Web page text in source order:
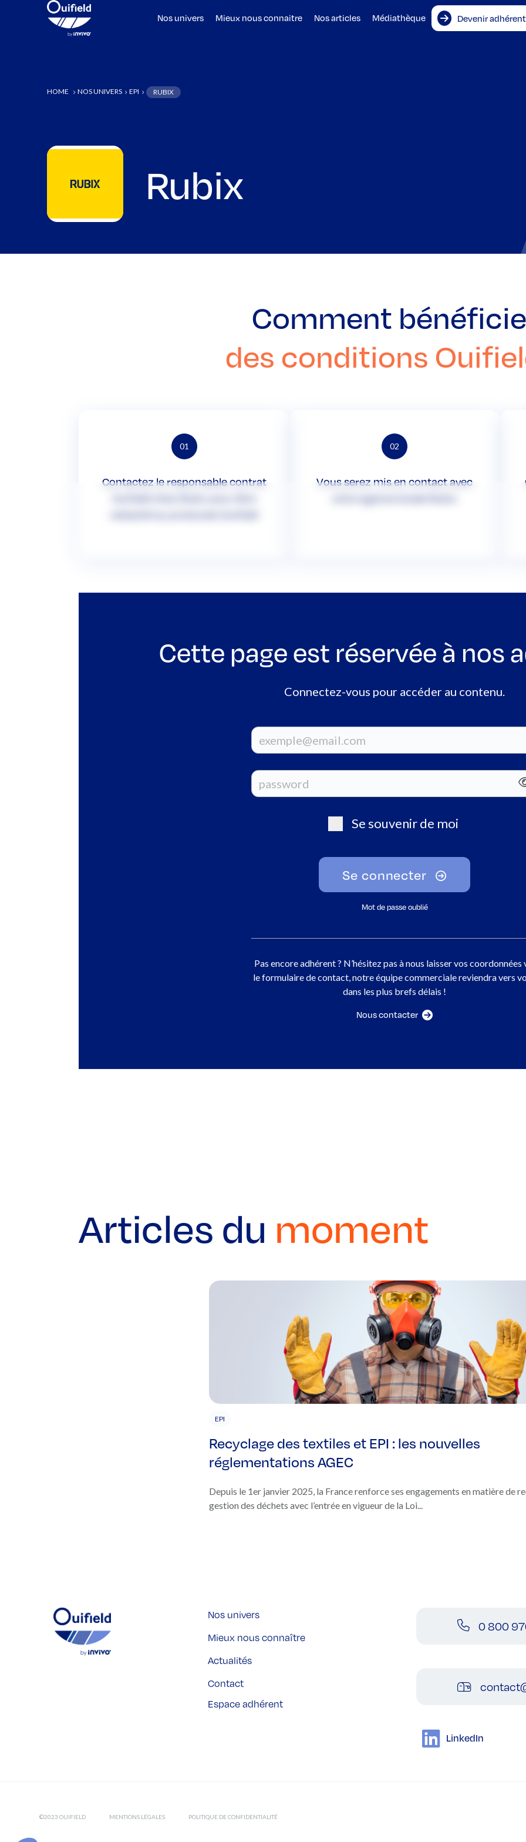
Nos univers Mieux nous connaitre Nos articles Médiathèque Devenir adhérent
HOME 5 NOS UNIVERS 5 EPI 5 RUBIX
Rubix
Comment
des conditions
01
Contactez le responsable contrat
02
Vous serez mis en contact avec
votre agence locale Rubix
Cette page est réservée à nos
Connectez-vous pour accéder au contenu.
Se souvenir de moi
Se connecter
Mot de passe oublié
Pas encore adhérent ? N’hésitez pas à nous laisser vos coordonnées
le formulaire de contact, notre équipe commerciale reviendra vers
dans les plus brefs délais !
Nous contacter
Articles du moment
EPI
Recyclage des textiles et EPI : les nouvelles
réglementations AGEC
Depuis le 1er janvier 2025, la France renforce ses engagements en matière de
gestion des déchets avec l’entrée en vigueur de la Loi...
Nos univers
Mieux nous connaître
Actualités
Contact
Espace adhérent
0 800
LinkedIn
©2023 OUIFIELD MENTIONS LÉGALES POLITIQUE DE CONFIDENTIALITÉ